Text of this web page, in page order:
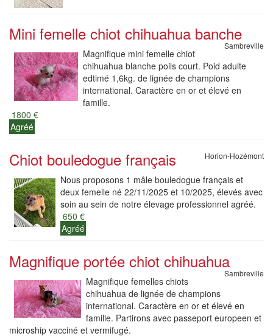
Mini femelle chiot chihuahua banche
Sambreville
Magnifique mini femelle chiot
chihuahua blanche poils court. Poid adulte
edtimé 1,6kg. de lignée de champions
international. Caractère en or et élevé en
famille.
1800 €
Agréé
Chiot bouledogue français Horion-Hozémont
Nous proposons 1 mâle bouledogue français et
deux femelle né 22/11/2025 et 10/2025, élevés avec
soin au sein de notre élevage professionnel agréé.
650 €
Agréé
Magnifique portée chiot chihuahua
Sambreville
Magnifique femelles chiots
chihuahua de lignée de champions
international. Caractère en or et élevé en
famille. Partirons avec passeport europeen et
microship vacciné et vermifugé.